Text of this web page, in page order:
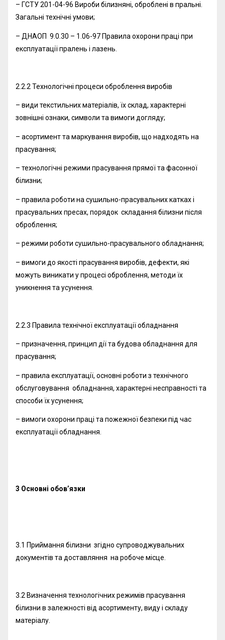
– ГСТУ 201-04-96 Вироби білизняні, оброблені в пральні.
Загальні технічні умови;
– ДНАОП 9.0.30 – 1.06-97 Правила охорони праці при
експлуатації пралень і лазень.
2.2.2 Технологічні процеси оброблення виробів
– види текстильних матеріалів, їх склад, характерні
зовнішні ознаки, символи та вимоги догляду;
– асортимент та маркування виробів, що надходять на
прасування;
– технологічні режими прасування прямої та фасонної
білизни;
– правила роботи на сушильно-прасувальних катках і
прасувальних пресах, порядок складання білизни після
оброблення;
– режими роботи сушильно-прасувального обладнання;
– вимоги до якості прасування виробів, дефекти, які
можуть виникати у процесі оброблення, методи їх
уникнення та усунення.
2.2.3 Правила технічної експлуатації обладнання
– призначення, принцип дії та будова обладнання для
прасування;
– правила експлуатації, основні роботи з технічного
обслуговування обладнання, характерні несправності та
способи їх усунення;
– вимоги охорони праці та пожежної безпеки під час
експлуатації обладнання.
3 Основні обов’язки
3.1 Приймання білизни згідно супроводжувальних
документів та доставляння на робоче місце.
3.2 Визначення технологічних режимів прасування
білизни в залежності від асортименту, виду і складу
матеріалу.